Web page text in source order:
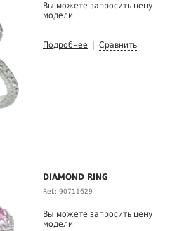
Вы можете запросить цену
модели
Подробнее Сравнить
DIAMOND RING
Ref.: 90711629
Вы можете запросить цену
модели